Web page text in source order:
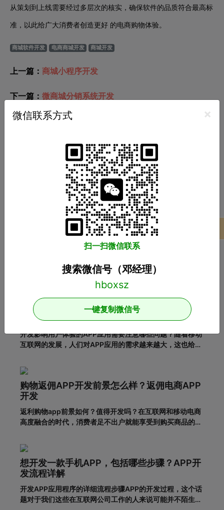
从策划到上线需要经过多层次的核实，确保软件的品质符合最高标
准，以此给广大消费者创造更好 的电商购物体验。
商城软件开发 电商商城开发 商城开发
上一篇： 商城小程序开发
下一篇： 微商城分销系统开发
APP开发 软件开发 商城开发
游戏开发
广州APP开发 广州软件开发
推荐阅读
APP开发：在设计APP时这几个问题一定要注
意！
开发影响用户体验的APP应用需要注意哪些问题？随着移动
互联网的发展，人们对APP应用的需求越来越大，这也给企
望从中获得更多的发展机会。当然，并不仅仅是开发APP应
用就能达到目的。前提一定是保证APP应用的优秀用户体
验。这样，在
购物返佣APP开发前景怎么样？返佣电商APP
开发
返利购物app前景如何？值得开发吗？在互联网和移动电商
高度融合的时代，消费者足不出户就能享受到购买商品的便
用户，许多企业和商家开始致力于返利购物app的建设。返
利购物app有什么优势？一、在网络上购买商品有哪些利
弊?对于消费者的
想开发一款手机APP，包括哪些步骤？APP开
发流程详解
开发APP应用程序的详细流程步骤APP的开发过程，这个话
题对于我们这些在互联网公司工作的人来说可能并不陌生，
微信联系方式 ×
扫一扫微信联系
搜索微信号（邓经理）
一键复制微信号